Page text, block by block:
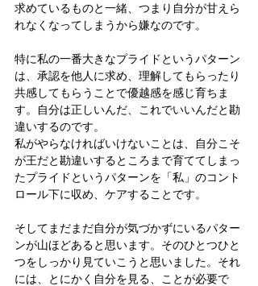
求めているものと一緒、つまり自分が甘えら
れなくなってしまうから嫌なのです。
特に私の一番大きなプライドというパターン
は、承認を他人に求め、理解してもらったり
共感してもらうことで優越感を感じ育ちま
す。自分は正しいんだ、これでいいんだと勘
違いするのです。
私がやらなければいけないことは、自分こそ
が王だと勘違いするところまで育ててしまっ
たプライドというパターンを「私」のコント
ロール下に収め、ケアすることです。
そしてまだまだ自分が気づかずにいるパター
ンが山ほどあると思います。そのひとつひと
つをしっかり見ていこうと思いました。それ
には、とにかく自分を見る、ことが必要で